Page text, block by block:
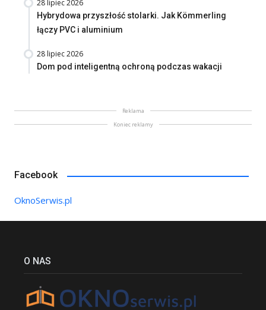
28 lipiec 2026
Hybrydowa przyszłość stolarki. Jak Kömmerling
łączy PVC i aluminium
28 lipiec 2026
Dom pod inteligentną ochroną podczas wakacji
Reklama
Koniec reklamy
Facebook
OknoSerwis.pl
O NAS